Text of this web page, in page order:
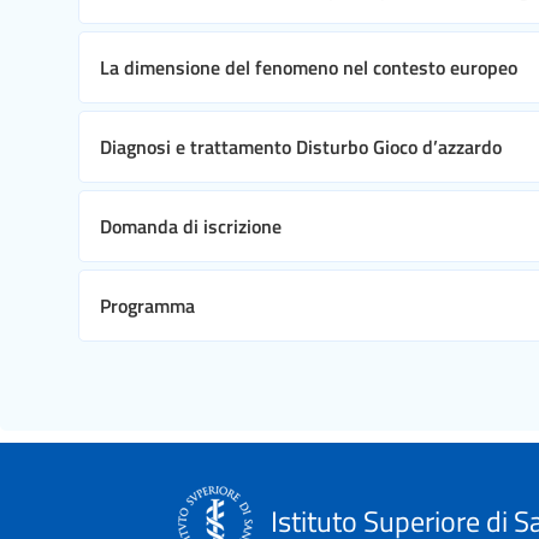
La dimensione del fenomeno nel contesto europeo
Diagnosi e trattamento Disturbo Gioco d’azzardo
Domanda di iscrizione
Programma
Istituto Superiore di